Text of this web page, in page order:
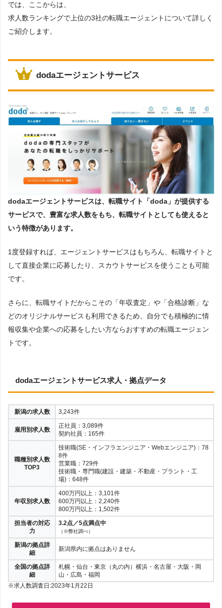
ト
ランスタッド
新潟県新潟市中央区南笹口1-1-50 アテン
MS-JAPAN
拠点なし
では、ここからは、
求人数ランキングで上位の3社の転職エージェントについて詳しく
ご紹介します。
dodaエージェントサービス
dodaエージェントサービスは、転職サイト「doda」が提供する
サービスで、 豊富な求人数をもち、転職サイトとしても使えると
いう特徴があります。
1度登録すれば、エージェントサービスはもちろん、転職サイトと
して直接企業に応募したり、スカウトサービスを使うことも可能
です。
さらに、転職サイトだからこその「年収査定」や「合格診断」な
どのオリジナルサービスも利用できるため、自分でも積極的に情
報収集や企業への応募をしたい方ならおすすめの転職エージェン
トです。
dodaエージェントサービス求人・拠点データ
新潟の求人数 3,243件
雇用別求人数
正社員：3,089件
契約社員：165件
職種別求人数
TOP3
技術職(SE・インフラエンジニア・Webエンジニア)：78
8件
営業職：729件
技術職・専門職(建設・建築・不動産・プラント・工
場)：648件
年収別求人数
400万円以上：3,101件
600万円以上：2,240件
800万円以上：1,502件
担当者の対応
力
3.2点／5点満点中
（※弊社調べ）
新潟の拠点詳
細
新潟県内に拠点はありません
全国の拠点詳
細
札幌・仙台・東京（丸の内）横浜・名古屋・大阪・岡
山・広島・福岡
※求人数調査日:2023年1月22日